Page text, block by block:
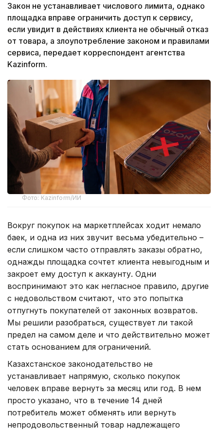
Закон не устанавливает числового лимита, однако
площадка вправе ограничить доступ к сервису,
если увидит в действиях клиента не обычный отказ
от товара, а злоупотребление законом и правилами
сервиса, передает корреспондент агентства
Kazinform.
Фото: Kazinform/ИИ
Вокруг покупок на маркетплейсах ходит немало
баек, и одна из них звучит весьма убедительно –
если слишком часто отправлять заказы обратно,
однажды площадка сочтет клиента невыгодным и
закроет ему доступ к аккаунту. Одни
воспринимают это как негласное правило, другие
с недовольством считают, что это попытка
отпугнуть покупателей от законных возвратов.
Мы решили разобраться, существует ли такой
предел на самом деле и что действительно может
стать основанием для ограничений.
Казахстанское законодательство не
устанавливает напрямую, сколько покупок
человек вправе вернуть за месяц или год. В нем
просто указано, что в течение 14 дней
потребитель может обменять или вернуть
непродовольственный товар надлежащего